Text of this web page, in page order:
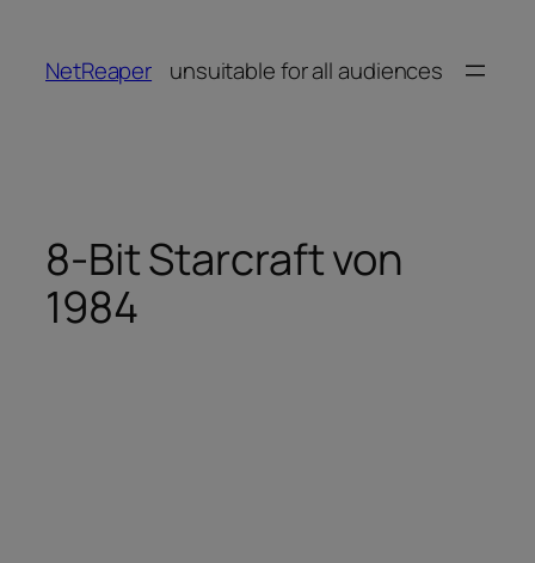
springen
NetReaper unsuitable for all audiences
8-Bit Starcraft von
1984